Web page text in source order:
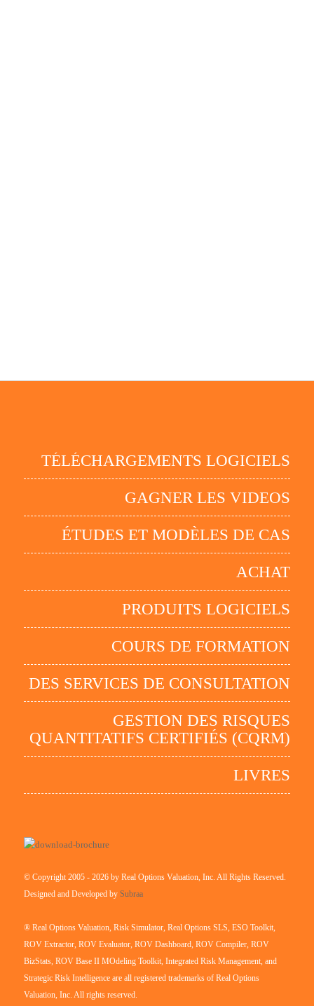
TÉLÉCHARGEMENTS LOGICIELS
GAGNER LES VIDEOS
ÉTUDES ET MODÈLES DE CAS
ACHAT
PRODUITS LOGICIELS
COURS DE FORMATION
DES SERVICES DE CONSULTATION
GESTION DES RISQUES
QUANTITATIFS CERTIFIÉS (CQRM)
LIVRES
© Copyright 2005 - 2026 by Real Options Valuation, Inc. All Rights Reserved.
Designed and Developed by Subraa
® Real Options Valuation, Risk Simulator, Real Options SLS, ESO Toolkit,
ROV Extractor, ROV Evaluator, ROV Dashboard, ROV Compiler, ROV
BizStats, ROV Base II MOdeling Toolkit, Integrated Risk Management, and
Strategic Risk Intelligence are all registered trademarks of Real Options
Valuation, Inc. All rights reserved.